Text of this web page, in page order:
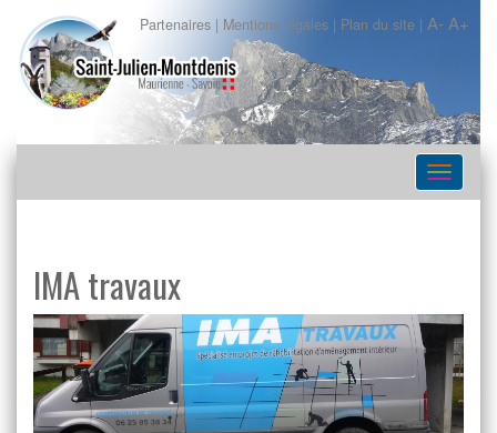
Partenaires | Mentions légales | Plan du site | A- A+
IMA travaux